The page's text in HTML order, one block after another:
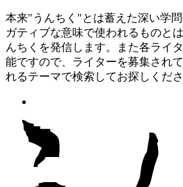
本来"うんちく"とは蓄えた深い学
ガティブな意味で使われるものと
んちくを発信します。また各ライ
能ですので、ライターを募集され
れるテーマで検索してお探しくださ